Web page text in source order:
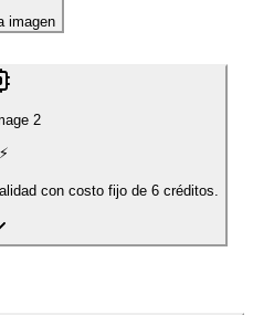
imagen
2
con costo fijo de 6 créditos.